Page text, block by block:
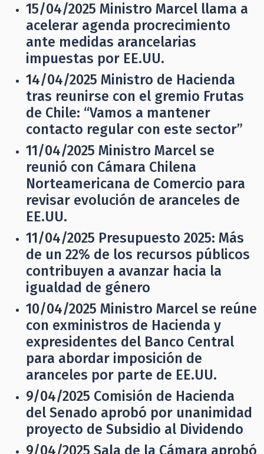
15/04/2025 Ministro Marcel llama a
acelerar agenda procrecimiento
ante medidas arancelarias
impuestas por EE.UU.
14/04/2025 Ministro de Hacienda
tras reunirse con el gremio Frutas
de Chile: “Vamos a mantener
contacto regular con este sector”
11/04/2025 Ministro Marcel se
reunió con Cámara Chilena
Norteamericana de Comercio para
revisar evolución de aranceles de
EE.UU.
11/04/2025 Presupuesto 2025: Más
de un 22% de los recursos públicos
contribuyen a avanzar hacia la
igualdad de género
10/04/2025 Ministro Marcel se reúne
con exministros de Hacienda y
expresidentes del Banco Central
para abordar imposición de
aranceles por parte de EE.UU.
9/04/2025 Comisión de Hacienda
del Senado aprobó por unanimidad
proyecto de Subsidio al Dividendo
9/04/2025 Sala de la Cámara aprobó